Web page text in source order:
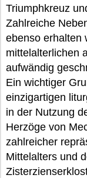
Triumphkreuz
Zahlreiche
ebenso erhalten
mittelalterlichen
aufwändig
Ein wichtiger
einzigartigen
in der Nutzung
Herzöge von
zahlreicher
Mittelalters und